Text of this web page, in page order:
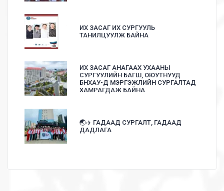
ИХ ЗАСАГ ИХ СУРГУУЛЬ
ТАНИЛЦУУЛЖ БАЙНА
ИХ ЗАСАГ АНАГААХ УХААНЫ
СУРГУУЛИЙН БАГШ, ОЮУТНУУД
БНХАУ-Д МЭРГЭЖЛИЙН СУРГАЛТАД
ХАМРАГДАЖ БАЙНА
🌏✈️ ГАДААД СУРГАЛТ, ГАДААД
ДАДЛАГА